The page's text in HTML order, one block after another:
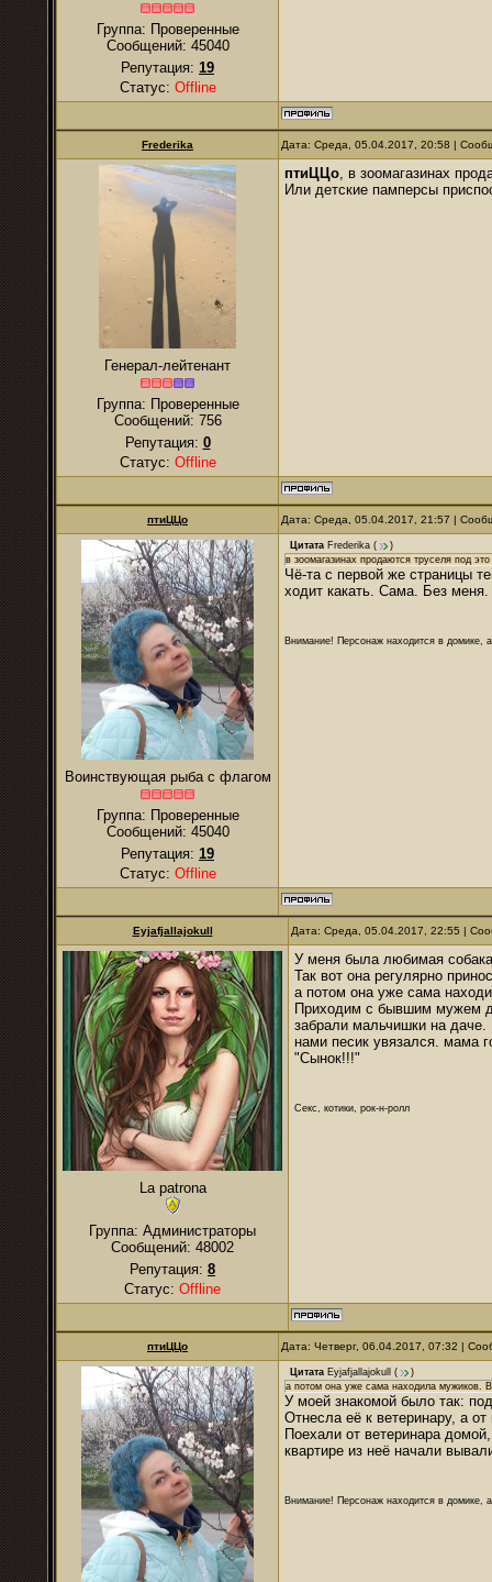
Группа: Проверенные
Сообщений: 45040
Репутация: 19
Статус: Offline
Frederika Дата: Среда, 05.04.2017, 20:58 |
Генерал-лейтенант
Группа: Проверенные
Сообщений: 756
Репутация: 0
Статус: Offline
птиЦЦо, в зоомагазинах
Или детские памперсы
птиЦЦо Дата: Среда, 05.04.2017, 21:57 |
Воинствующая рыба с флагом
Группа: Проверенные
Сообщений: 45040
Репутация: 19
Статус: Offline
Цитата Frederika (
)
в зоомагазинах продаются труселя под
Чё-та с первой же страницы
ходит какать. Сама. Без
Внимание! Персонаж находится в домике,
Eyjafjallajokull Дата: Среда, 05.04.2017, 22:55 |
La patrona
Группа: Администраторы
Сообщений: 48002
Репутация: 8
Статус: Offline
У меня была любимая
Так вот она регулярно
а потом она уже сама
Приходим с бывшим мужем
забрали мальчишки на
нами песик увязался. мама
"Сынок!!!"
Секс, котики, рок-н-ролл
птиЦЦо Дата: Четверг, 06.04.2017, 07:32 |
Цитата Eyjafjallajokull (
)
а потом она уже сама находила мужиков.
У моей знакомой было так:
Отнесла её к ветеринару, а
Поехали от ветеринара
квартире из неё начали
Внимание! Персонаж находится в домике,